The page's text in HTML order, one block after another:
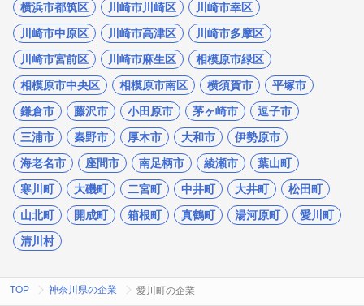
横浜市都筑区
川崎市川崎区
川崎市幸区
川崎市中原区
川崎市高津区
川崎市多摩区
川崎市宮前区
川崎市麻生区
相模原市緑区
相模原市中央区
相模原市南区 横須賀市
平塚市
鎌倉市
藤沢市 小田原市 茅ヶ崎市
逗子市
三浦市
秦野市 厚木市 大和市
伊勢原市
海老名市
座間市 南足柄市 綾瀬市
葉山町
寒川町
大磯町 二宮町 中井町 大井町
松田町
山北町
開成町 箱根町 真鶴町 湯河原町
愛川町
清川村
TOP 神奈川県の企業 愛川町の企業